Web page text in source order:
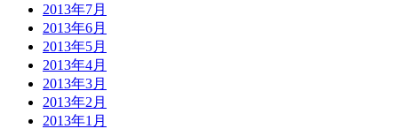
2013年7月
2013年6月
2013年5月
2013年4月
2013年3月
2013年2月
2013年1月